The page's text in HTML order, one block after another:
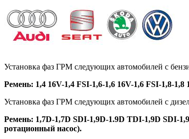
Установка фаз ГРМ следующих автомобилей с
Ремень: 1,4 16V-1,4 FSI-1,6-1,6 16V-1,6 FSI-1,8-
Установка фаз ГРМ следующих автомобилей с
Ремень: 1,7D-1,7D SDI-1,9D-1.9D TDI-1,9D SDI-
ротационный насос).